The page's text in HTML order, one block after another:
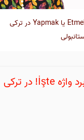
Etmek یا Yapmak در ترکی
1 دیدگاه دربارهٔ «معنی و کاربرد واژه İşte! در ترکی